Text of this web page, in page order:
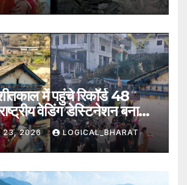
में पहुंचे रिकॉर्ड 48
वेडिंग डेस्टिनेशन बना
23, 2026 LOGICAL_BHARAT